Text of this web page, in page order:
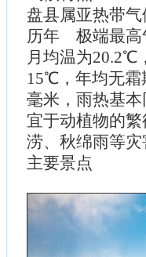
盘县属亚热带
历年 极端最高
月均温为20.2℃
15℃，年均无霜
毫米，雨热基
宜于动植物的
涝、秋绵雨等灾
主要景点